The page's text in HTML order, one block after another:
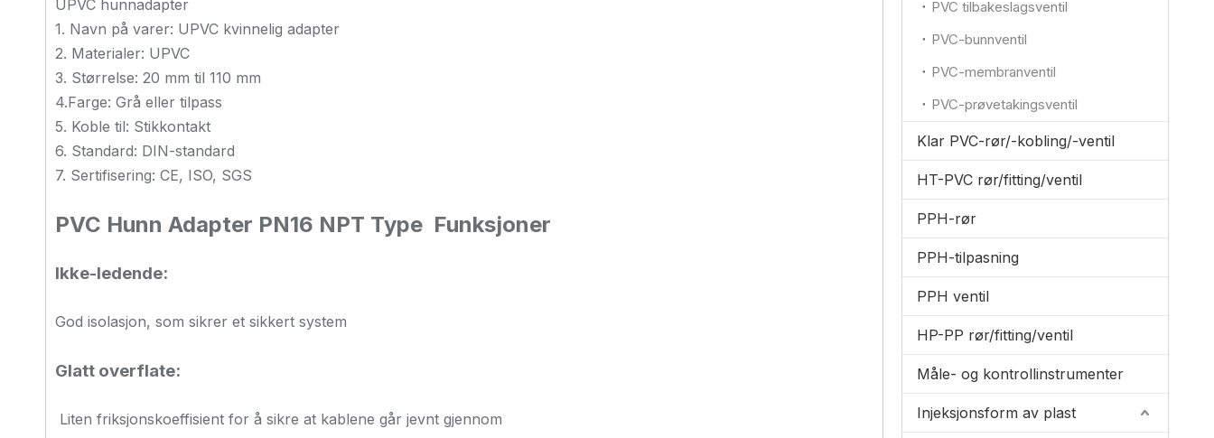
UPVC hunnadapter
1. Navn på varer: UPVC kvinnelig adapter
2. Materialer: UPVC
3. Størrelse: 20 mm til 110 mm
4.Farge: Grå eller tilpass
5. Koble til: Stikkontakt
6. Standard: DIN-standard
7. Sertifisering: CE, ISO, SGS
PVC Hunn Adapter PN16 NPT Type Funksjoner
Ikke-ledende:
God isolasjon, som sikrer et sikkert system
Glatt overflate:
Liten friksjonskoeffisient for å sikre at kablene går jevnt gjennom
PVC tilbakeslagsventil
PVC-bunnventil
PVC-membranventil
PVC-prøvetakingsventil
Klar PVC-rør/-kobling/-ventil
HT-PVC rør/fitting/ventil
PPH-rør
PPH-tilpasning
PPH ventil
HP-PP rør/fitting/ventil
Måle- og kontrollinstrumenter
Injeksjonsform av plast